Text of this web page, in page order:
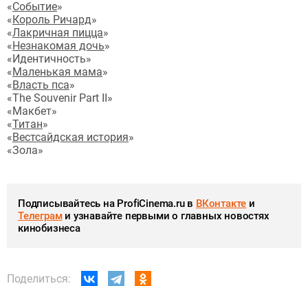
«Событие»
«Король Ричард»
«Лакричная пицца»
«Незнакомая дочь»
«Идентичность»
«Маленькая мама»
«Власть пса»
«The Souvenir Part II»
«Макбет»
«Титан»
«Вестсайдская история»
«Зола»
Подписывайтесь на ProfiCinema.ru в ВКонтакте и
Телеграми узнавайте первыми о главных новостях
кинобизнеса
Поделиться: